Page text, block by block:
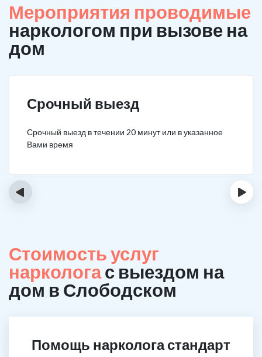
Мероприятия проводимые
наркологом при вызове на
дом
Срочный выезд
Срочный выезд в течении 20 минут или в указанное
Вами время
‹ ›
Стоимость услуг
наркологас выездом на
дом в Слободском
Помощь нарколога стандарт